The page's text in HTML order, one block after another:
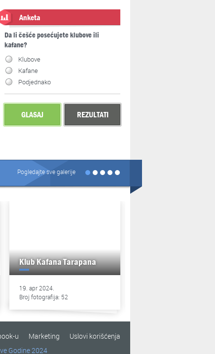
Anketa
Da li češće posećujete klubove ili
kafane?
Klubove
Kafane
Podjednako
GLASAJ REZULTATI
Pogledajte sve galerije
Klub Kafana Tarapana
19. apr 2024.
Broj fotografija: 52
Uslovi korišćenja
Marketing
u
Godine 2024